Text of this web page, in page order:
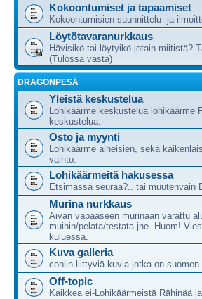
Kokoontumiset ja tapaamiset
Kokoontumisien suunnittelu- ja
Löytötavaranurkkaus
Hävisikö tai löytyikö jotain miitistä?
(Tulossa vasta)
DRAGONPESÄ
Yleistä keskustelua
Lohikäärme keskustelua lohikäärme
keskustelua.
Osto ja myynti
Lohikäärme aiheisien, sekä
vaihto.
Lohikäärmeitä hakusessa
Etsimässä seuraa?.. tai muutenvain
Murina nurkkaus
Aivan vapaaseen murinaan varattu
muihin/pelata/testata jne. Huom!
kuluessa.
Kuva galleria
coniin liittyviä kuvia jotka on
Off-topic
Kaikkea ei-Lohikäärmeistä Rähinää